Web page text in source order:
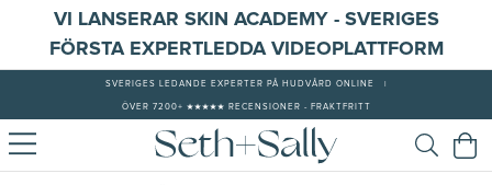
VI LANSERAR SKIN ACADEMY - SVERIGES
FÖRSTA EXPERTLEDDA VIDEOPLATTFORM
SVERIGES LEDANDE EXPERTER PÅ HUDVÅRD ONLINE
ÖVER 7200+ ★★★★★ RECENSIONER - FRAKTFRITT